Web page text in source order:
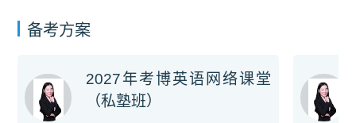
备考方案
2027年考博英语网络课堂
（私塾班）